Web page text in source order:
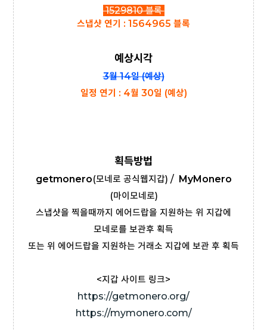
1529810 블록
스냅샷 연기 : 1564965 블록
예상시각
3월 14일 (예상)
일정 연기 : 4월 30일 (예상)
획득방법
getmonero(모네로 공식웹지갑) / MyMonero
(마이모네로)
스냅샷을 찍을때까지 에어드랍을 지원하는 위 지갑에
모네로를 보관후 획득
또는 위 에어드랍을 지원하는 거래소 지갑에 보관 후 획득
<지갑 사이트 링크>
https://getmonero.org/
https://mymonero.com/